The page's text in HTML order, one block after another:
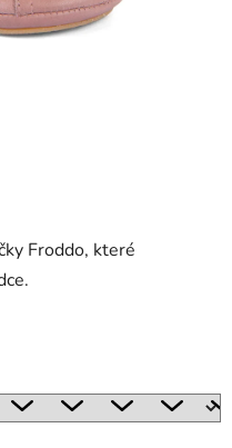
Froddo, které